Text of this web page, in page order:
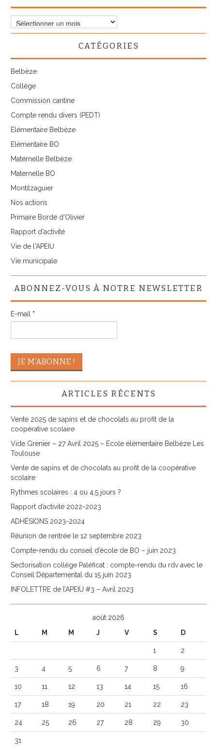
Les
archives
CATÉGORIES
Belbèze
Collège
Commission cantine
Compte rendu divers (PEDT)
Elémentaire Belbèze
Elémentaire BO
Maternelle Belbèze
Maternelle BO
Montilzaguier
Nos actions
Primaire Borde d'Olivier
Rapport d'activité
Vie de l'APEIU
Vie municipale
ABONNEZ-VOUS À NOTRE NEWSLETTER
E-mail *
ARTICLES RÉCENTS
Vente 2025 de sapins et de chocolats au profit de la
coopérative scolaire
Vide Grenier – 27 Avril 2025 – Ecole élémentaire Belbèze Les
Toulouse
Vente de sapins et de chocolats au profit de la coopérative
scolaire
Rythmes scolaires : 4 ou 4,5 jours ?
Rapport d’activité 2022-2023
ADHÉSIONS 2023-2024
Réunion de rentrée le 12 septembre 2023
Compte-rendu du conseil d’école de BO – juin 2023
Sectorisation collège Paléficat : compte-rendu du rdv avec le
Conseil Départemental du 15 juin 2023
INFOLETTRE de l’APEIU #3 – Avril 2023
août 2026
L
M M J V S D
1 2
3 4 5 6 7 8 9
10 11 12 13 14 15 16
17 18 19 20 21 22 23
24 25 26 27 28 29 30
31